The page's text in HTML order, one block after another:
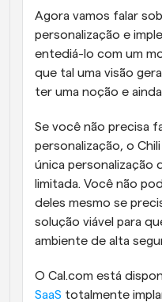
Agora vamos falar
personalização e
entediá-lo com um
que tal uma visão
ter uma noção e
Se você não precisa
personalização, o
única personalização
limitada. Você não
deles mesmo se
solução viável para
ambiente de alta
SaaS totalmente